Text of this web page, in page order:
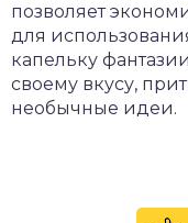
позволяет
для
капельку
своему вкусу,
необычные идеи.